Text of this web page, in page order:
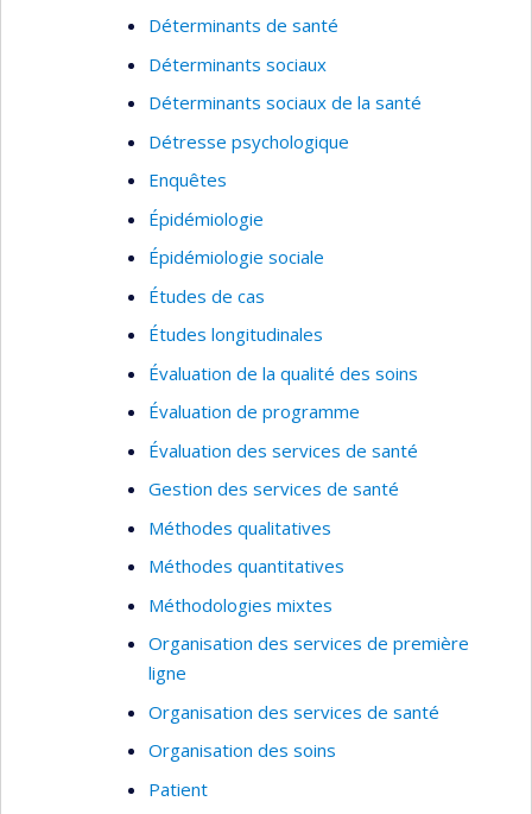
Déterminants de santé
Déterminants sociaux
Déterminants sociaux de la santé
Détresse psychologique
Enquêtes
Épidémiologie
Épidémiologie sociale
Études de cas
Études longitudinales
Évaluation de la qualité des soins
Évaluation de programme
Évaluation des services de santé
Gestion des services de santé
Méthodes qualitatives
Méthodes quantitatives
Méthodologies mixtes
Organisation des services de première
ligne
Organisation des services de santé
Organisation des soins
Patient